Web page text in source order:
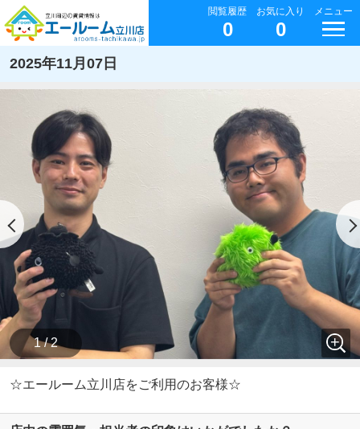
閲覧履歴
0
お気に入り
0
メニュー
2025年11月07日
1 / 2
☆エールーム立川店をご利用のお客様☆